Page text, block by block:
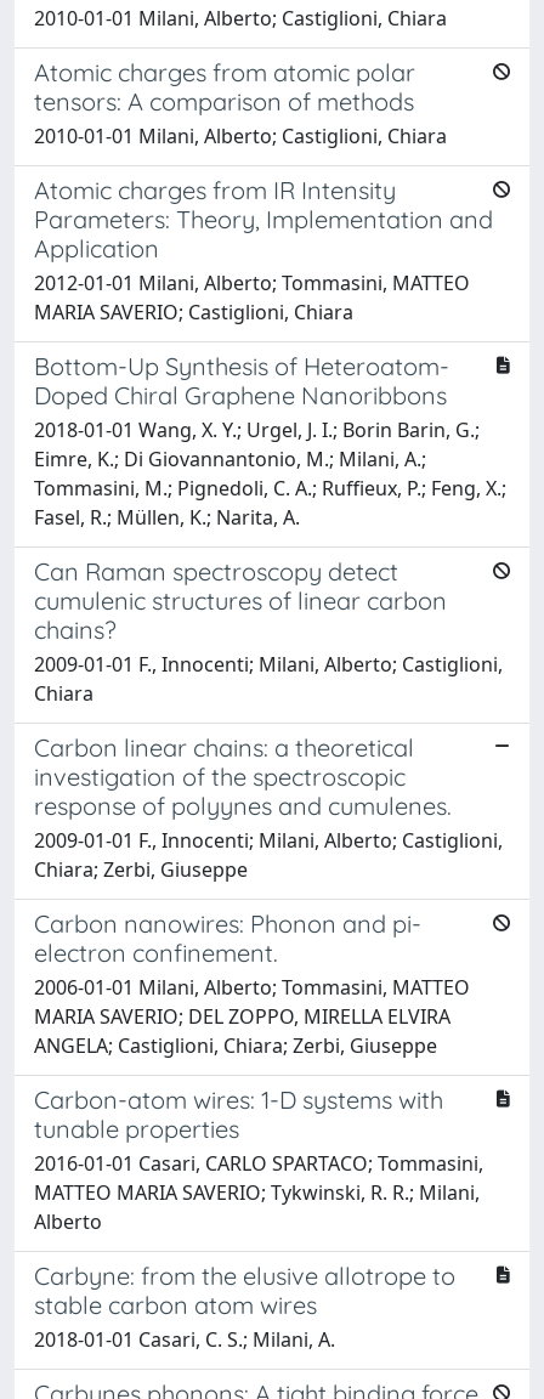
2010-01-01 Milani, Alberto; Castiglioni, Chiara
Atomic charges from atomic polar
tensors: A comparison of methods
2010-01-01 Milani, Alberto; Castiglioni, Chiara
Atomic charges from IR Intensity
Parameters: Theory, Implementation and
Application
2012-01-01 Milani, Alberto; Tommasini, MATTEO
MARIA SAVERIO; Castiglioni, Chiara
Bottom-Up Synthesis of Heteroatom-
Doped Chiral Graphene Nanoribbons
2018-01-01 Wang, X. Y.; Urgel, J. I.; Borin Barin, G.;
Eimre, K.; Di Giovannantonio, M.; Milani, A.;
Tommasini, M.; Pignedoli, C. A.; Ruffieux, P.; Feng, X.;
Fasel, R.; Müllen, K.; Narita, A.
Can Raman spectroscopy detect
cumulenic structures of linear carbon
chains?
2009-01-01 F., Innocenti; Milani, Alberto; Castiglioni,
Chiara
Carbon linear chains: a theoretical
investigation of the spectroscopic
response of polyynes and cumulenes.
2009-01-01 F., Innocenti; Milani, Alberto; Castiglioni,
Chiara; Zerbi, Giuseppe
Carbon nanowires: Phonon and pi-
electron confinement.
2006-01-01 Milani, Alberto; Tommasini, MATTEO
MARIA SAVERIO; DEL ZOPPO, MIRELLA ELVIRA
ANGELA; Castiglioni, Chiara; Zerbi, Giuseppe
Carbon-atom wires: 1-D systems with
tunable properties
2016-01-01 Casari, CARLO SPARTACO; Tommasini,
MATTEO MARIA SAVERIO; Tykwinski, R. R.; Milani,
Alberto
Carbyne: from the elusive allotrope to
stable carbon atom wires
2018-01-01 Casari, C. S.; Milani, A.